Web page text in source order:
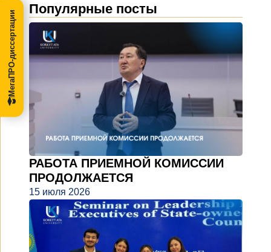
Популярные посты
РАБОТА ПРИЕМНОЙ КОМИССИИ
ПРОДОЛЖАЕТСЯ
15 июля 2026
МегаПРО-диссертации